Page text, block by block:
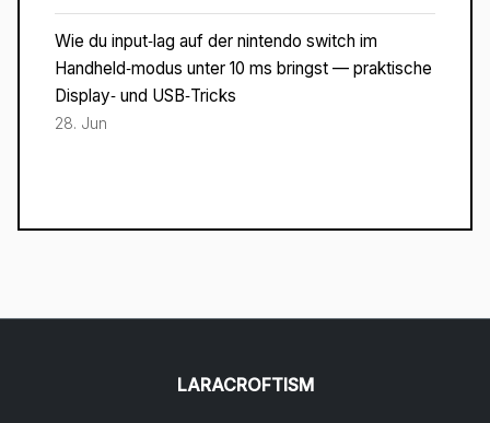
Wie du input‑lag auf der nintendo switch im
Handheld‑modus unter 10 ms bringst — praktische
Display‑ und USB‑Tricks
28. Jun
LARACROFTISM